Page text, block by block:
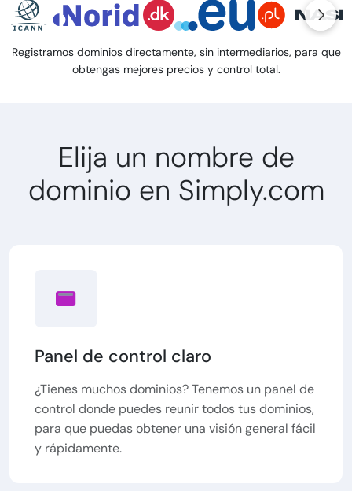
Registramos dominios directamente, sin intermediarios, para que
obtengas mejores precios y control total.
Elija un nombre de
dominio en Simply.com
Panel de control claro
¿Tienes muchos dominios? Tenemos un panel de
control donde puedes reunir todos tus dominios,
para que puedas obtener una visión general fácil
y rápidamente.